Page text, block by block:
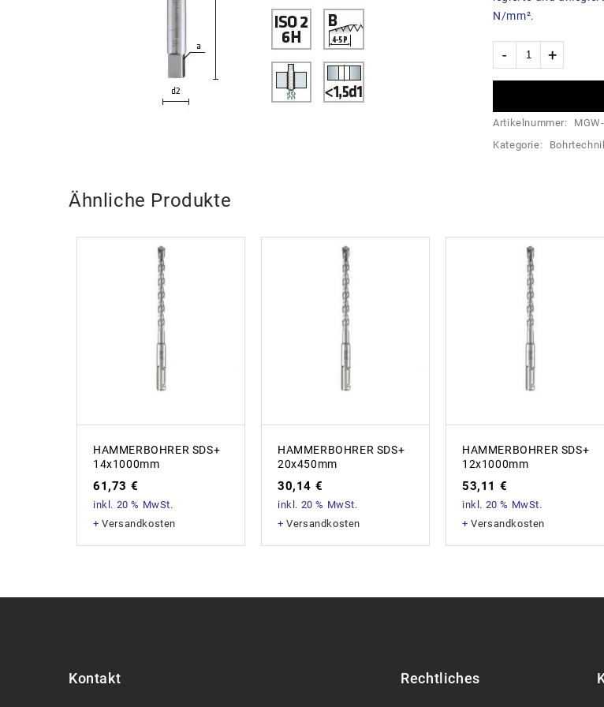
N/mm².
Artikelnummer:
Kategorie:
Ähnliche Produkte
HAMMERBOHRER SDS+
14x1000mm
61,73 €
inkl. 20 % MwSt.
+Versandkosten
HAMMERBOHRER SDS+
20x450mm
30,14 €
inkl. 20 % MwSt.
+Versandkosten
HAMMERBOHRER SDS+
12x1000mm
53,11 €
inkl. 20 % MwSt.
+Versandkosten
Kontakt Rechtliches